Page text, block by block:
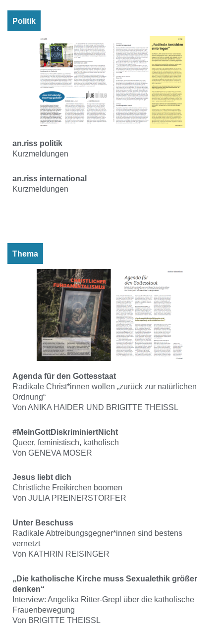
Politik
an.riss politik
Kurzmeldungen
an.riss international
Kurzmeldungen
Thema
Agenda für den Gottesstaat
Radikale Christ*innen wollen „zurück zur natürlichen
Ordnung“
Von ANIKA HAIDER UND BRIGITTE THEISSL
#MeinGottDiskriminiertNicht
Queer, feministisch, katholisch
Von GENEVA MOSER
Jesus liebt dich
Christliche Freikirchen boomen
Von JULIA PREINERSTORFER
Unter Beschuss
Radikale Abtreibungsgegner*innen sind bestens
vernetzt
Von KATHRIN REISINGER
„Die katholische Kirche muss Sexualethik größer
denken“
Interview: Angelika Ritter-Grepl über die katholische
Frauenbewegung
Von BRIGITTE THEISSL